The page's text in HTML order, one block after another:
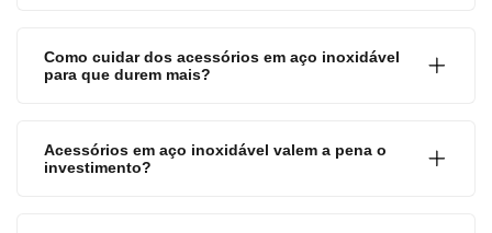
Como cuidar dos acessórios em aço inoxidável
para que durem mais?
Acessórios em aço inoxidável valem a pena o
investimento?